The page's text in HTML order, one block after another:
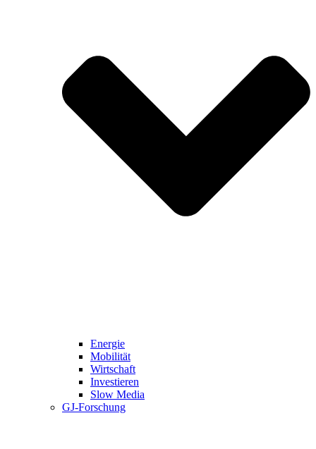
Energie
Mobilität
Wirtschaft
Investieren
Slow Media
GJ-Forschung